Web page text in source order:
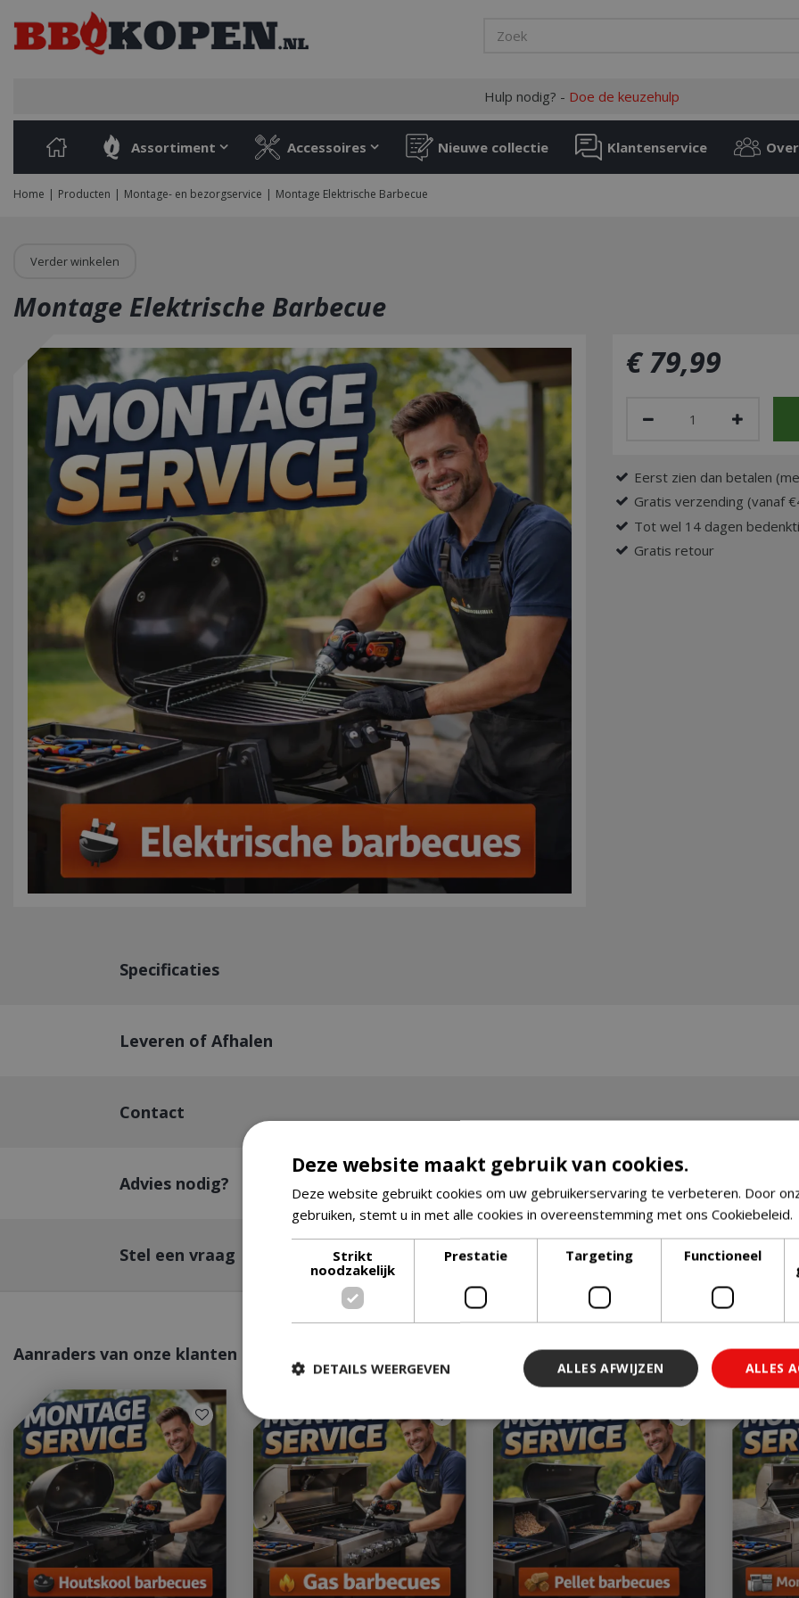
naar
content
Home Producten Montage- en bezorgservice Montage Elektrische Barbecue
Hulp nodig? - Doe de keuzehulp
Assortiment Accessoires Nieuwe collectie Klantenservice
Verder winkelen
Montage Elektrische Barbecue
€ 79,99
Eerst zien dan betalen
Gratis verzending (vanaf
Tot wel 14 dagen
Gratis retour
Specificaties
Leveren of Afhalen
Contact
Advies nodig?
Stel een vraag
Aanraders van onze klanten
Deze website maakt gebruik van cookies.
Deze website gebruikt cookies om uw gebruikerservaring te verbeteren. Door
gebruiken, stemt u in met alle cookies in overeenstemming met ons Cookiebeleid.
Strikt
noodzakelijk
Prestatie Targeting Functioneel
ALLES
ALLES AFWIJZEN
DETAILS WEERGEVEN
Strikt noodzakelijk Prestatie Targeting Functioneel Niet-
Strikt noodzakelijke cookies maken de kernfunctionaliteiten van de website mogelijk, zoals
accountbeheer. De website kan niet goed worden gebruikt zonder de strikt noodzakelijke cookies.
Naam
Aanbieder/
Domein
Vervaldatum Omschrijving
__cf_bm
Cloudflare Inc.
.db.sleak.chat
29 minuten 59
seconden
Deze cookie wordt gebruikt
maken tussen mensen en
voor de website, om